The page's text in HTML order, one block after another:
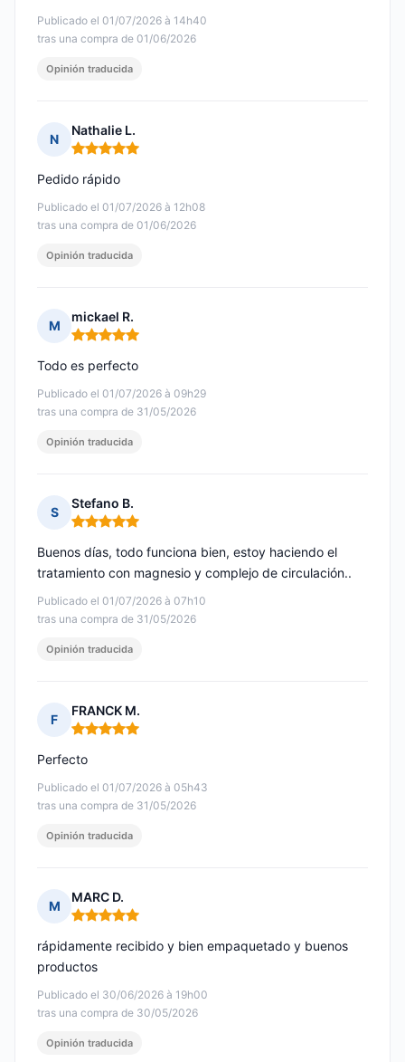
Publicado el 01/07/2026 à 14h40
tras una compra de 01/06/2026
Opinión traducida
N
Nathalie L.
Nota: 5 de 5
Publicado el 01/07/2026 à 12h08
tras una compra de 01/06/2026
Pedido rápido
Opinión traducida
M
mickael R.
Nota: 5 de 5
Publicado el 01/07/2026 à 09h29
tras una compra de 31/05/2026
Todo es perfecto
Opinión traducida
S
Stefano B.
Nota: 5 de 5
Publicado el 01/07/2026 à 07h10
tras una compra de 31/05/2026
Buenos días, todo funciona bien, estoy haciendo el
tratamiento con magnesio y complejo de circulación..
Opinión traducida
F
FRANCK M.
Nota: 5 de 5
Publicado el 01/07/2026 à 05h43
tras una compra de 31/05/2026
Perfecto
Opinión traducida
M
MARC D.
Nota: 5 de 5
Publicado el 30/06/2026 à 19h00
tras una compra de 30/05/2026
rápidamente recibido y bien empaquetado y buenos
productos
Opinión traducida